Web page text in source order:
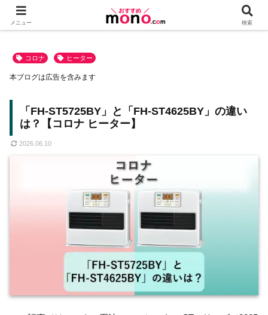
コロナ ヒーター
「FH-ST5725BY」と「FH-ST4625BY」の違い
は？【コロナ ヒーター】
2026.06.10
本ブログは広告を含みます
メニュー 検索